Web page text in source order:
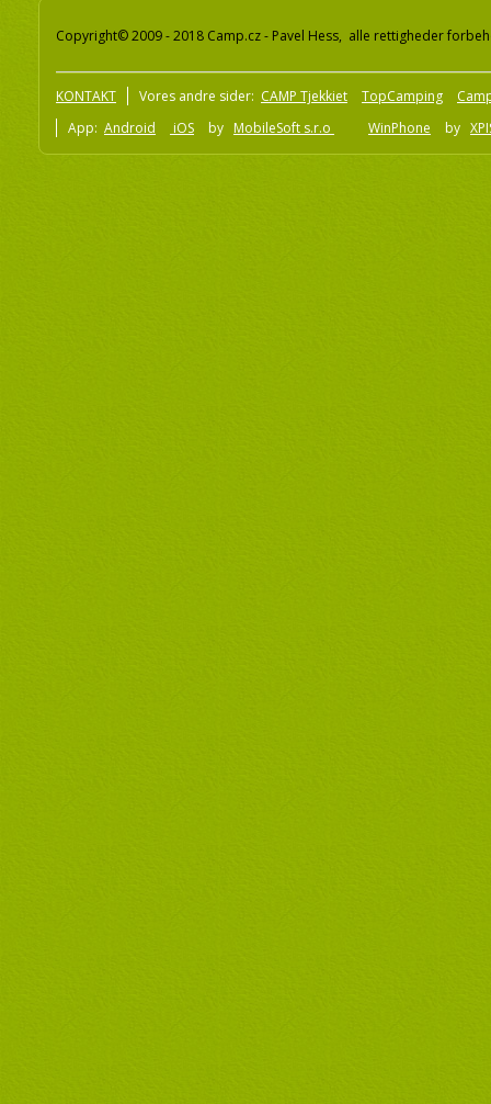
Copyright© 2009 - 2018 Camp.cz - Pavel Hess, alle rettigheder
KONTAKT Vores andre sider: CAMP Tjekkiet TopCamping
App: Android iOS by MobileSoft s.r.o WinPhone by